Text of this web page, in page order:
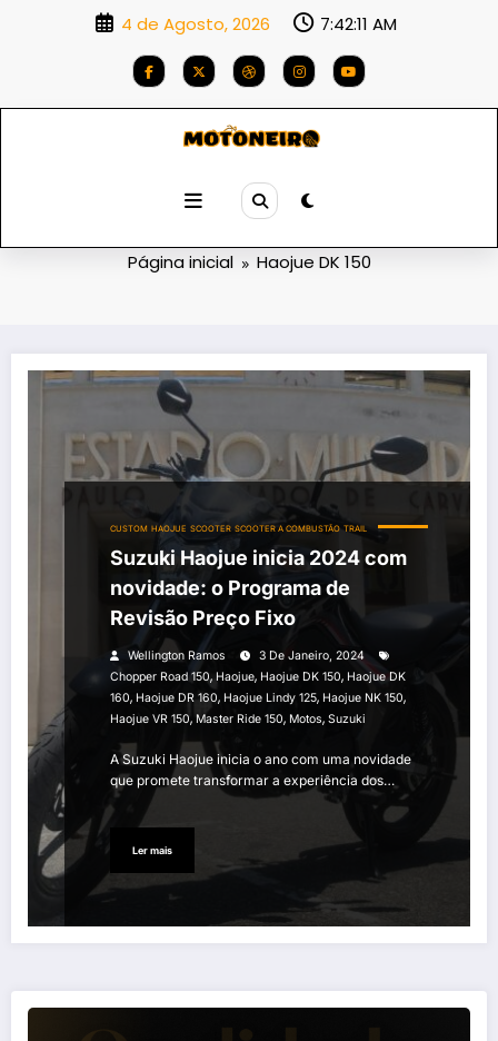
4 de Agosto, 2026 7:42:11 AM
Etiqueta: Haojue DK 150
Página inicial Haojue DK 150
CUSTOM HAOJUE SCOOTER SCOOTER A COMBUSTÃO TRAIL
Suzuki Haojue inicia 2024 com
novidade: o Programa de
Revisão Preço Fixo
Wellington Ramos
3 De Janeiro, 2024
Chopper Road 150,Haojue, Haojue DK 150, Haojue DK
160, Haojue DR 160, Haojue Lindy 125, Haojue NK 150,
Haojue VR 150,Master Ride 150, Motos, Suzuki
A Suzuki Haojue inicia o ano com uma novidade
que promete transformar a experiência dos…
Ler mais